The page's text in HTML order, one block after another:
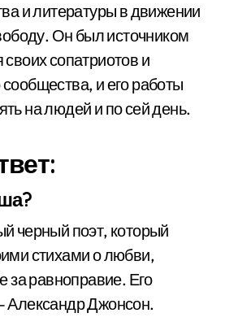
и литературы в движении
Он был источником
сопатриотов и
и его работы
на людей и по сей день.
черный поэт, который
стихами о любви,
за равноправие. Его
Александр Джонсон.